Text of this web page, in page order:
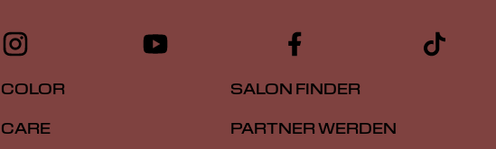
COLOR
CARE
SALON FINDER
PARTNER WERDEN